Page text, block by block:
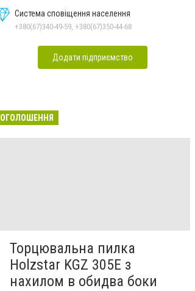
Система сповіщення населення
+380(67)340-49-59, +380(67)350-44-68
Додати підприємство
ОГОЛОШЕННЯ
Торцювальна пилка
Holzstar KGZ 305E з
нахилом в обидва боки